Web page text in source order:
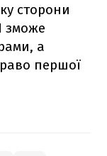
сторони
зможе
а
першої